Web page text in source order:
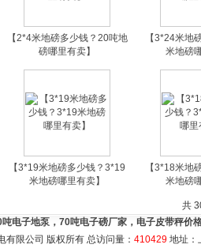
【2*4米地磅多少钱？20吨地
磅哪里有卖】
【3*24米地
米地磅
【3*19米地磅多少钱？3*19
米地磅哪里有卖】
【3*18米地
米地磅
共
电子地泵，70吨电子磅厂家，电子皮带秤价
有限公司 版权所有 总访问量： 410429 地址：